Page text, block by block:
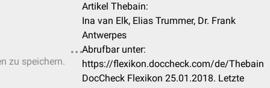
zu speichern.
Artikel Thebain:
Ina van Elk, Elias Trummer, Dr. Frank
Antwerpes
Abrufbar unter:
https://flexikon.doccheck.com/de/Thebain
DocCheck Flexikon 25.01.2018. Letzte